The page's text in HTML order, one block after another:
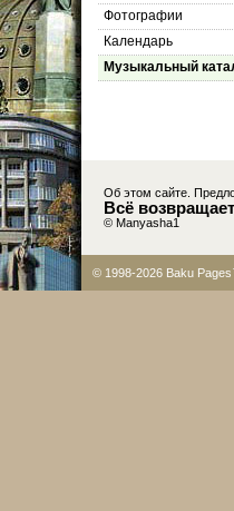
Фотографии
Календарь
Музыкальный
Об этом сайте.
Всё
© Manyasha1
© 1998-2026 Baku